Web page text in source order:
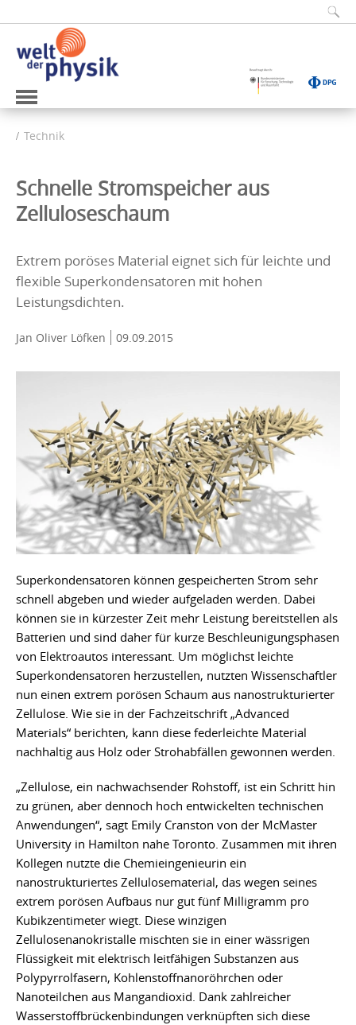
Technik
Schnelle Stromspeicher aus
Zelluloseschaum
Extrem poröses Material eignet sich für leichte und
flexible Superkondensatoren mit hohen
Leistungsdichten.
Jan Oliver Löfken 09.09.2015
Superkondensatoren können gespeicherten Strom sehr
schnell abgeben und wieder aufgeladen werden. Dabei
können sie in kürzester Zeit mehr Leistung bereitstellen als
Batterien und sind daher für kurze Beschleunigungsphasen
von Elektroautos interessant. Um möglichst leichte
Superkondensatoren herzustellen, nutzten Wissenschaftler
nun einen extrem porösen Schaum aus nanostrukturierter
Zellulose. Wie sie in der Fachzeitschrift „Advanced
Materials“ berichten, kann diese federleichte Material
nachhaltig aus Holz oder Strohabfällen gewonnen werden.
„Zellulose, ein nachwachsender Rohstoff, ist ein Schritt hin
zu grünen, aber dennoch hoch entwickelten technischen
Anwendungen“, sagt Emily Cranston von der McMaster
University in Hamilton nahe Toronto. Zusammen mit ihren
Kollegen nutzte die Chemieingenieurin ein
nanostrukturiertes Zellulosematerial, das wegen seines
extrem porösen Aufbaus nur gut fünf Milligramm pro
Kubikzentimeter wiegt. Diese winzigen
Zellulosenanokristalle mischten sie in einer wässrigen
Flüssigkeit mit elektrisch leitfähigen Substanzen aus
Polypyrrolfasern, Kohlenstoffnanoröhrchen oder
Nanoteilchen aus Mangandioxid. Dank zahlreicher
Wasserstoffbrückenbindungen verknüpften sich diese